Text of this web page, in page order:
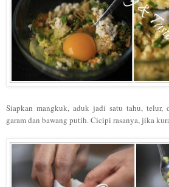
Siapkan mangkuk, aduk jadi satu tahu, telur,
garamdan bawang putih. Cicipi rasanya, jika